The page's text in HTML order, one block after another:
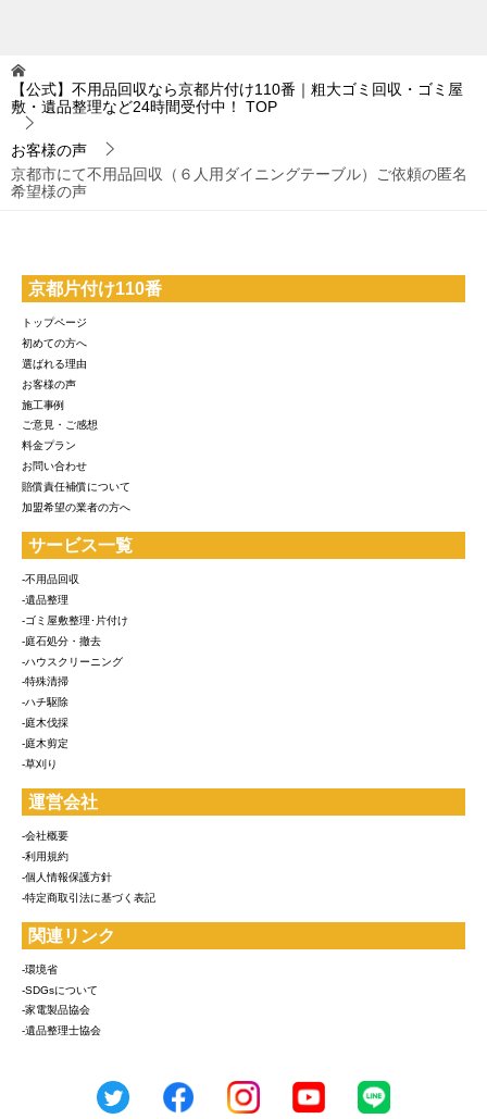
【公式】不用品回収なら京都片付け110番｜粗大ゴミ回収・ゴミ屋
敷・遺品整理など24時間受付中！
TOP
お客様の声
京都市にて不用品回収（６人用ダイニングテーブル）ご依頼の匿名
希望様の声
京都片付け110番
トップページ
初めての方へ
選ばれる理由
お客様の声
施工事例
ご意見・ご感想
料金プラン
お問い合わせ
賠償責任補償について
加盟希望の業者の方へ
サービス一覧
-不用品回収
-遺品整理
-ゴミ屋敷整理･片付け
-庭石処分・撤去
-ハウスクリーニング
-特殊清掃
-ハチ駆除
-庭木伐採
-庭木剪定
-草刈り
運営会社
-会社概要
-利用規約
-個人情報保護方針
-特定商取引法に基づく表記
関連リンク
-環境省
-SDGsについて
-家電製品協会
-遺品整理士協会